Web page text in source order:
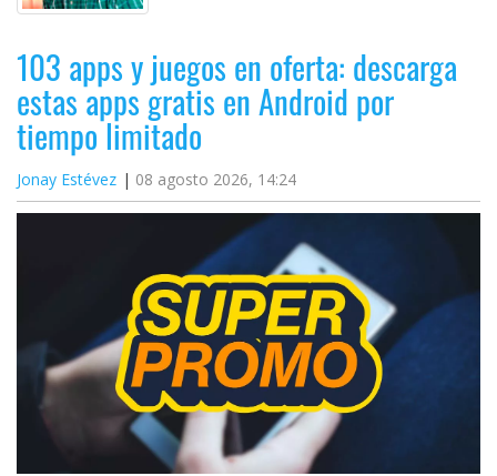
103 apps y juegos en oferta: descarga
estas apps gratis en Android por
tiempo limitado
Jonay Estévez 08 agosto 2026, 14:24